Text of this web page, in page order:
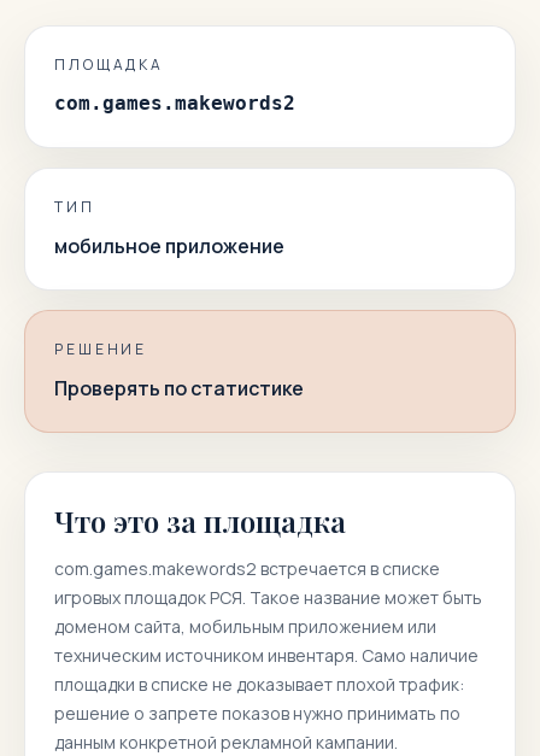
ПЛОЩАДКА
com.games.makewords2
ТИП
мобильное приложение
РЕШЕНИЕ
Проверять по статистике
Что это за площадка
com.games.makewords2 встречается в списке
игровых площадок РСЯ. Такое название может быть
доменом сайта, мобильным приложением или
техническим источником инвентаря. Само наличие
площадки в списке не доказывает плохой трафик:
решение о запрете показов нужно принимать по
данным конкретной рекламной кампании.